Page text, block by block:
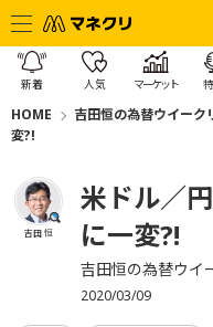
新着 人気 マーケット
HOME 吉田恒の為替ウイーク
変?!
吉田 恒
米ドル／
に一変?!
吉田恒の為替ウイ
2020/03/09